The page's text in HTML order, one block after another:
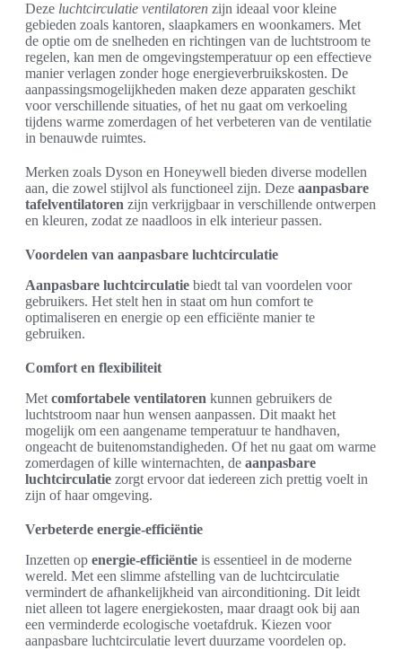
Deze luchtcirculatie ventilatoren zijn ideaal voor kleine
gebieden zoals kantoren, slaapkamers en woonkamers. Met
de optie om de snelheden en richtingen van de luchtstroom te
regelen, kan men de omgevingstemperatuur op een effectieve
manier verlagen zonder hoge energieverbruikskosten. De
aanpassingsmogelijkheden maken deze apparaten geschikt
voor verschillende situaties, of het nu gaat om verkoeling
tijdens warme zomerdagen of het verbeteren van de ventilatie
in benauwde ruimtes.
Merken zoals Dyson en Honeywell bieden diverse modellen
aan, die zowel stijlvol als functioneel zijn. Deze aanpasbare
tafelventilatoren zijn verkrijgbaar in verschillende ontwerpen
en kleuren, zodat ze naadloos in elk interieur passen.
Voordelen van aanpasbare luchtcirculatie
Aanpasbare luchtcirculatie biedt tal van voordelen voor
gebruikers. Het stelt hen in staat om hun comfort te
optimaliseren en energie op een efficiënte manier te
gebruiken.
Comfort en flexibiliteit
Met comfortabele ventilatoren kunnen gebruikers de
luchtstroom naar hun wensen aanpassen. Dit maakt het
mogelijk om een aangename temperatuur te handhaven,
ongeacht de buitenomstandigheden. Of het nu gaat om warme
zomerdagen of kille winternachten, de aanpasbare
luchtcirculatie zorgt ervoor dat iedereen zich prettig voelt in
zijn of haar omgeving.
Verbeterde energie-efficiëntie
Inzetten op energie-efficiëntie is essentieel in de moderne
wereld. Met een slimme afstelling van de luchtcirculatie
vermindert de afhankelijkheid van airconditioning. Dit leidt
niet alleen tot lagere energiekosten, maar draagt ook bij aan
een verminderde ecologische voetafdruk. Kiezen voor
aanpasbare luchtcirculatie levert duurzame voordelen op.